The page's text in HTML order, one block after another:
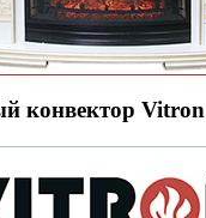
конвектор Vitron